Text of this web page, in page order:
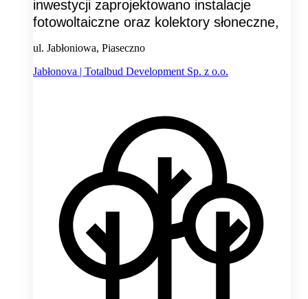
inwestycji zaprojektowano instalacje
fotowoltaiczne oraz kolektory słoneczne,
ul. Jabłoniowa, Piaseczno
Jabłonova | Totalbud Development Sp. z o.o.